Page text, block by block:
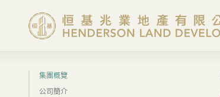
集團概覽
公司簡介